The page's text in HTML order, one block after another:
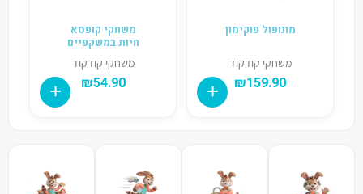
מונופול פוקימון
משחקי קודקוד
₪159.90
משחקי קופסא
חיות במשקפיים
משחקי קודקוד
₪54.90